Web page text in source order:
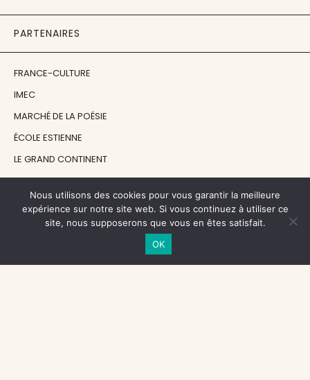
PARTENAIRES
FRANCE-CULTURE
IMEC
MARCHÉ DE LA POÉSIE
ÉCOLE ESTIENNE
LE GRAND CONTINENT
DIACRITIK
EN ATTENDANT NADEAU
Nous utilisons des cookies pour vous garantir la meilleure
expérience sur notre site web. Si vous continuez à utiliser ce
site, nous supposerons que vous en êtes satisfait.
OK